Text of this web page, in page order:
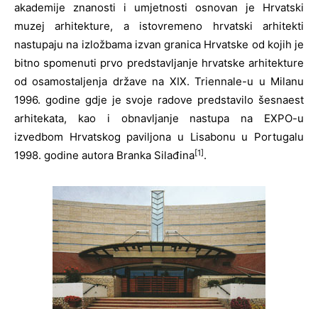
akademije znanosti i umjetnosti osnovan je Hrvatski
muzej arhitekture, a istovremeno hrvatski arhitekti
nastupaju na izložbama izvan granica Hrvatske od kojih je
bitno spomenuti prvo predstavljanje hrvatske arhitekture
od osamostaljenja države na XIX. Triennale-u u Milanu
1996. godine gdje je svoje radove predstavilo šesnaest
arhitekata, kao i obnavljanje nastupa na EXPO-u
izvedbom Hrvatskog paviljona u Lisabonu u Portugalu
1998. godine autora Branka Silađina[1].